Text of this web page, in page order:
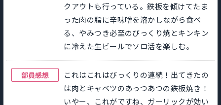
クアウトも行っている。鉄板を傾けてたま
った肉の脂に辛味噌を溶かしながら食べ
る、やみつき必至のびっくり焼とキンキン
に冷えた生ビールでソロ活を楽しむ。
部員感想
これはこれはびっくりの連続！出てきたの
は肉とキャベツのあっつあつの鉄板焼き！
いやー、これがですね、ガーリックが効い